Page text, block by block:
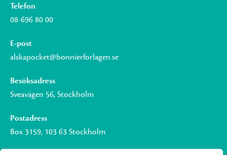
Telefon
08-696 80 00
E-post
alskapocket@bonnierforlagen.se
Besöksadress
Sveavägen 56, Stockholm
Postadress
Box 3159, 103 63 Stockholm